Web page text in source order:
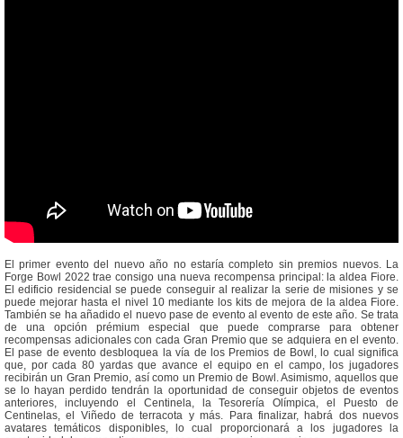
El primer evento del nuevo año no estaría completo sin premios nuevos. La
Forge Bowl 2022 trae consigo una nueva recompensa principal: la aldea Fiore.
El edificio residencial se puede conseguir al realizar la serie de misiones y se
puede mejorar hasta el nivel 10 mediante los kits de mejora de la aldea Fiore.
También se ha añadido el nuevo pase de evento al evento de este año. Se trata
de una opción prémium especial que puede comprarse para obtener
recompensas adicionales con cada Gran Premio que se adquiera en el evento.
El pase de evento desbloquea la vía de los Premios de Bowl, lo cual significa
que, por cada 80 yardas que avance el equipo en el campo, los jugadores
recibirán un Gran Premio, así como un Premio de Bowl. Asimismo, aquellos que
se lo hayan perdido tendrán la oportunidad de conseguir objetos de eventos
anteriores, incluyendo el Centinela, la Tesorería Olímpica, el Puesto de
Centinelas, el Viñedo de terracota y más. Para finalizar, habrá dos nuevos
avatares temáticos disponibles, lo cual proporcionará a los jugadores la